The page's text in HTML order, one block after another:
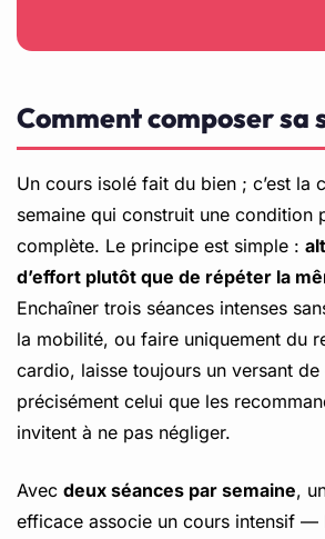
Comment composer sa
Un cours isolé fait du bien ; c’est la
semaine qui construit une condition
complète. Le principe est simple :
d’effort plutôt que de répéter la
Enchaîner trois séances intenses
la mobilité, ou faire uniquement du
cardio, laisse toujours un versant
précisément celui que les
invitent à ne pas négliger.
Avec deux séances par semaine,
efficace associe un cours intensif —